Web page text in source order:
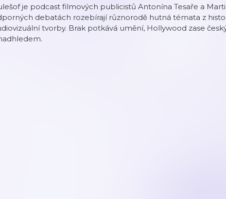
je podcast filmových publicistů Antonína Tesaře a
debatách rozebírají různorodě hutná témata z
tvorby. Brak potkává umění, Hollywood zase